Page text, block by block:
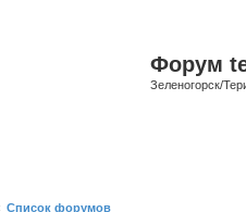
Форум
Зеленогорск/
Список форумов